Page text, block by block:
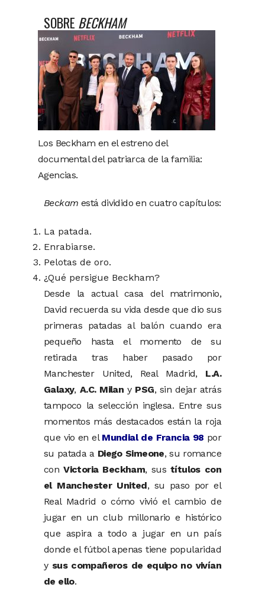
SOBRE BECKHAM
Los Beckham en el estreno del
documental del patriarca de la familia:
Agencias.
Beckam está dividido en cuatro capítulos:
La patada.
Enrabiarse.
Pelotas de oro.
¿Qué persigue Beckham?
Desde la actual casa del matrimonio,
David recuerda su vida desde que dio sus
primeras patadas al balón cuando era
pequeño hasta el momento de su
retirada tras haber pasado por
Manchester United, Real Madrid, L.A.
Galaxy, A.C. Milan y PSG, sin dejar atrás
tampoco la selección inglesa. Entre sus
momentos más destacados están la roja
que vio en el Mundial de Francia 98 por
su patada a Diego Simeone, su romance
conVictoria Beckham, sus títulos con
el Manchester United, su paso por el
Real Madrid o cómo vivió el cambio de
jugar en un club millonario e histórico
que aspira a todo a jugar en un país
donde el fútbol apenas tiene popularidad
y sus compañeros de equipo no vivían
de ello.